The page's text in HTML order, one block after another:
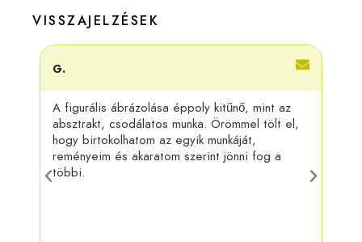
VISSZAJELZÉSEK
G.
A figurális ábrázolása éppoly kitűnő, mint az
absztrakt, csodálatos munka. Örömmel tölt el,
hogy birtokolhatom az egyik munkáját,
reményeim és akaratom szerint jönni fog a
többi.